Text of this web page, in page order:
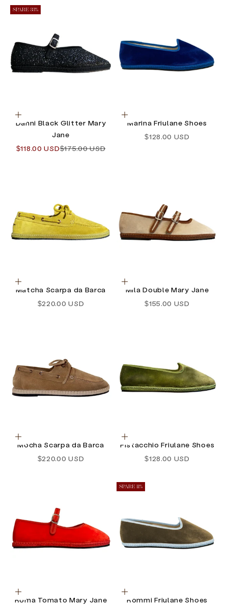
SPARE 33%
Optionen auswählen
Danni Black Glitter Mary
Jane
Angebot
$118.00 USDRegulärer Preis
$175.00 USD
Optionen auswählen
Marina Friulane Shoes
Angebot
$128.00 USD
Optionen auswählen
Matcha Scarpa da Barca
Angebot
$220.00 USD
Optionen auswählen
Mila Double Mary Jane
Angebot
$155.00 USD
Optionen auswählen
Mocha Scarpa da Barca
Angebot
$220.00 USD
Optionen auswählen
Pistacchio Friulane Shoes
Angebot
$128.00 USD
Optionen auswählen
Roma Tomato Mary Jane
SPARE 11%
Optionen auswählen
Rommi Friulane Shoes